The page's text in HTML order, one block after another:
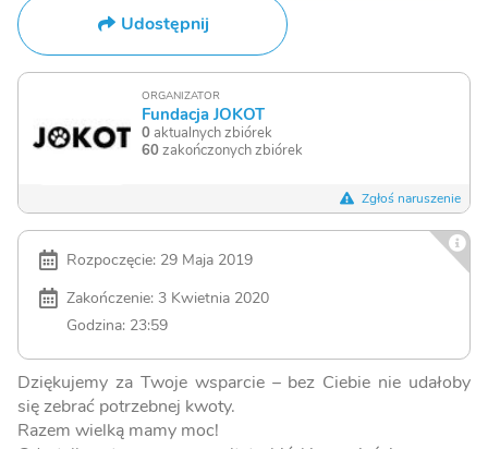
Udostępnij
ORGANIZATOR
Fundacja JOKOT
0aktualnych zbiórek
60zakończonych zbiórek
Zgłoś naruszenie
Rozpoczęcie: 29 Maja 2019
Zakończenie: 3 Kwietnia 2020
Godzina: 23:59
Dziękujemy za Twoje wsparcie – bez Ciebie nie udałoby
się zebrać potrzebnej kwoty.
Razem wielką mamy moc!